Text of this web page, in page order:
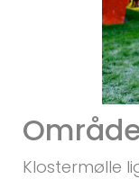
Klostermølle